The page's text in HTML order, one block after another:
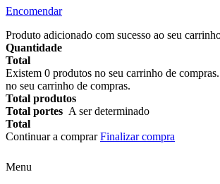
Encomendar
Produto adicionado com sucesso ao seu
Quantidade
Total
Existem 0 produtos no seu carrinho de compras.
no seu carrinho de compras.
Total produtos
Total portes A ser determinado
Total
Continuar a comprarFinalizar compra
Menu